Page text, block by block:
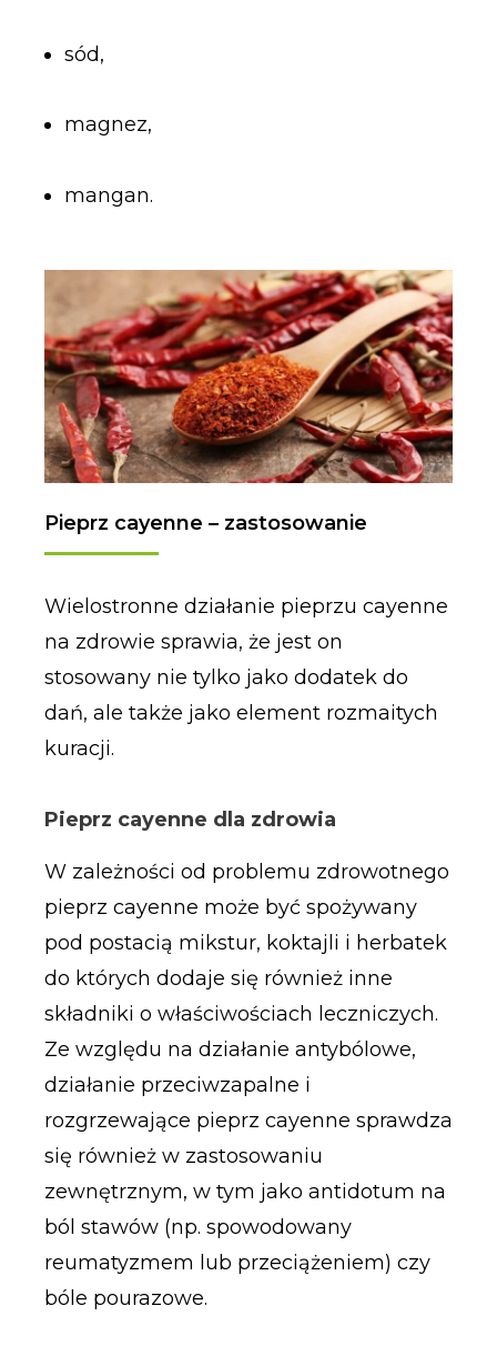
sód,
magnez,
mangan.
Pieprz cayenne – zastosowanie
Wielostronne działanie pieprzu cayenne
na zdrowie sprawia, że jest on
stosowany nie tylko jako dodatek do
dań, ale także jako element rozmaitych
kuracji.
Pieprz cayenne dla zdrowia
W zależności od problemu zdrowotnego
pieprz cayenne może być spożywany
pod postacią mikstur, koktajli i herbatek
do których dodaje się również inne
składniki o właściwościach leczniczych.
Ze względu na działanie antybólowe,
działanie przeciwzapalne i
rozgrzewające pieprz cayenne sprawdza
się również w zastosowaniu
zewnętrznym, w tym jako antidotum na
ból stawów (np. spowodowany
reumatyzmem lub przeciążeniem) czy
bóle pourazowe.